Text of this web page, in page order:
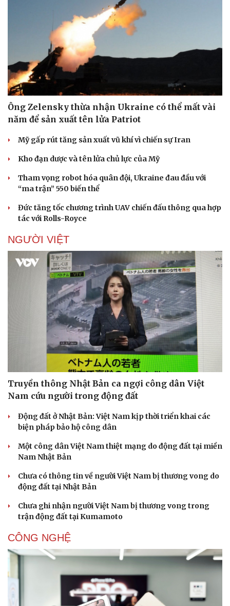
Doanh nghiệp
Thông tin doanh nghiệp
Doanh nghiệp 24h
Doanh nhân
Vì cộng đồng
Chuyển đổi số
Ông Zelensky thừa nhận Ukraine có thể mất vài
năm để sản xuất tên lửa Patriot
Mỹ gấp rút tăng sản xuất vũ khí vì chiến sự Iran
Kho đạn dược và tên lửa chủ lực của Mỹ
Tham vọng robot hóa quân đội, Ukraine đau đầu với
“ma trận” 550 biến thể
Đức tăng tốc chương trình UAV chiến đấu thông qua hợp
tác với Rolls-Royce
NGƯỜI VIỆT
Truyền thông Nhật Bản ca ngợi công dân Việt
Nam cứu người trong động đất
Động đất ở Nhật Bản: Việt Nam kịp thời triển khai các
biện pháp bảo hộ công dân
Một công dân Việt Nam thiệt mạng do động đất tại miền
Nam Nhật Bản
Chưa có thông tin về người Việt Nam bị thương vong do
động đất tại Nhật Bản
Chưa ghi nhận người Việt Nam bị thương vong trong
trận động đất tại Kumamoto
CÔNG NGHỆ